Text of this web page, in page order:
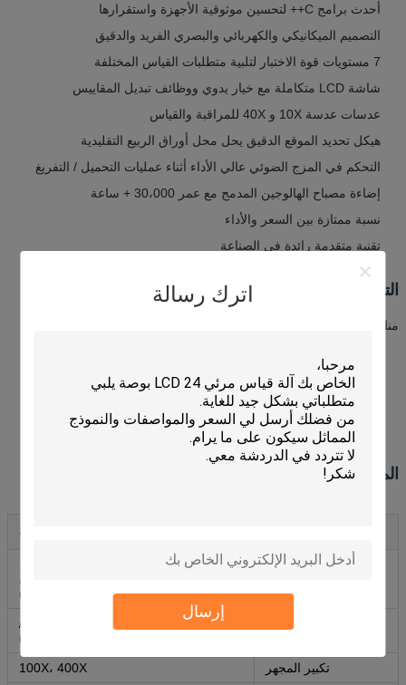
اترك رسالة
إرسال
أحدث برامج C++ لتحسين موثوقية الأجهزة واستقرارها
التصميم الميكانيكي والكهربائي والبصري الفريد والدقيق
7 مستويات قوة الاختبار لتلبية متطلبات القياس المختلفة
شاشة LCD متكاملة مع خيار يدوي ووظائف تبديل المقاييس
عدسات عدسة 10X و 40X للمراقبة والقياس
هيكل تحديد الموقع الدقيق يحل محل أوراق الربيع التقليدية
التحكم في المزج الضوئي عالي الأداء أثناء عمليات التحميل / التفريغ
إضاءة مصباح الهالوجين المدمج مع عمر 30،000 + ساعة
نسبة ممتازة بين السعر والأداء
تقنية متقدمة رائدة في الصناعة
التطبيقات
مناسبة لمجموعة واسعة من المواد بما في ذلك:
المعادن المصفوفة
الزجاج والسيراميك والجوهرة والبلاستيك الرقيق
اختبار صلابة عمق طبقة التجلي وتدرج طبقات التجلي
المواصفات التقنية
المواصفات
قوة الاختبار
(0.20305، 1.0، 2.0، 3.0(5,0 كغ)
أوتوماتيكية كاملة (تحميل/احتجاز تحميل/
فراغ)
تكبير المجهر 100X، 400X